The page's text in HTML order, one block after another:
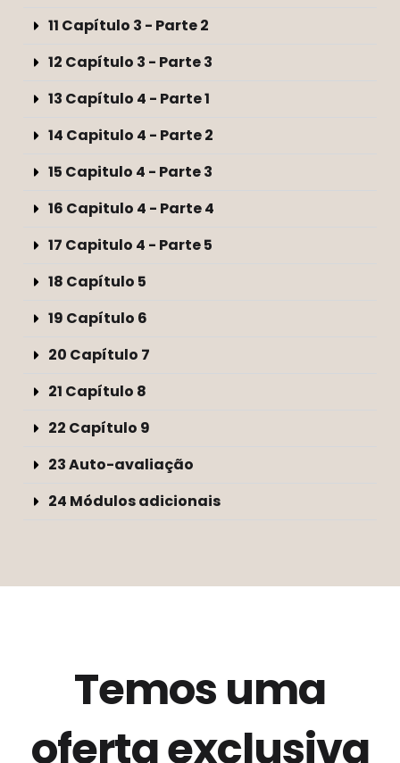
11 Capítulo 3 - Parte 2
12 Capítulo 3 - Parte 3
13 Capítulo 4 - Parte 1
14 Capitulo 4 - Parte 2
15 Capitulo 4 - Parte 3
16 Capitulo 4 - Parte 4
17 Capitulo 4 - Parte 5
18 Capítulo 5
19 Capítulo 6
20 Capítulo 7
21 Capítulo 8
22 Capítulo 9
23 Auto-avaliação
24 Módulos adicionais
Temos uma
oferta exclusiva